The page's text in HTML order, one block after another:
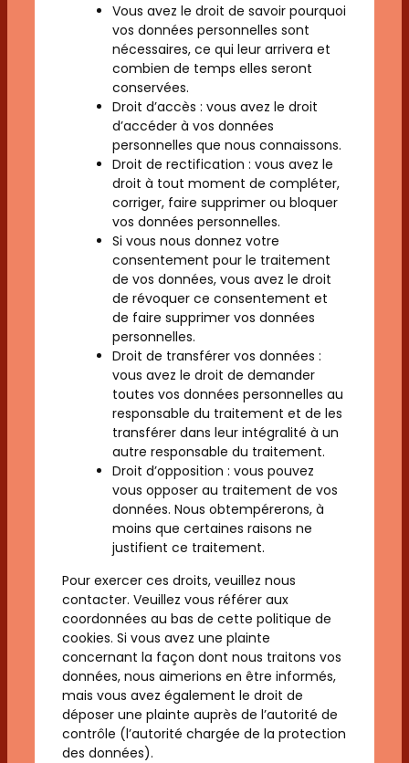
Vous avez le droit de savoir pourquoi
vos données personnelles sont
nécessaires, ce qui leur arrivera et
combien de temps elles seront
conservées.
Droit d’accès : vous avez le droit
d’accéder à vos données
personnelles que nous connaissons.
Droit de rectification : vous avez le
droit à tout moment de compléter,
corriger, faire supprimer ou bloquer
vos données personnelles.
Si vous nous donnez votre
consentement pour le traitement
de vos données, vous avez le droit
de révoquer ce consentement et
de faire supprimer vos données
personnelles.
Droit de transférer vos données :
vous avez le droit de demander
toutes vos données personnelles au
responsable du traitement et de les
transférer dans leur intégralité à un
autre responsable du traitement.
Droit d’opposition : vous pouvez
vous opposer au traitement de vos
données. Nous obtempérerons, à
moins que certaines raisons ne
justifient ce traitement.
Pour exercer ces droits, veuillez nous
contacter. Veuillez vous référer aux
coordonnées au bas de cette politique de
cookies. Si vous avez une plainte
concernant la façon dont nous traitons vos
données, nous aimerions en être informés,
mais vous avez également le droit de
déposer une plainte auprès de l’autorité de
contrôle (l’autorité chargée de la protection
des données).